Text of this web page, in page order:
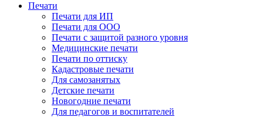
Печати
Печати для ИП
Печати для ООО
Печати с защитой разного уровня
Медицинские печати
Печати по оттиску
Кадастровые печати
Для самозанятых
Детские печати
Новогодние печати
Для педагогов и воспитателей